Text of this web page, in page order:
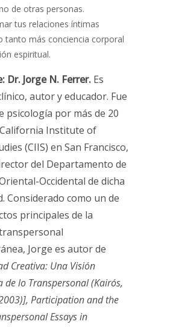
de otras personas.
tus relaciones íntimas
tanto más conciencia corporal
espiritual.
Dr. Jorge N. Ferrer. Es
autor y educador. Fue
psicología por más de 20
Institute of
(CIIS) en San Francisco,
del Departamento de
Occidental de dicha
Considerado como un de
principales de la
Jorge es autor de
Creativa: Una Visión
de lo Transpersonal (Kairós,
Participation and the
Essays in